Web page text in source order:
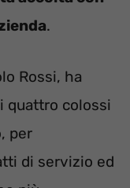
.
Rossi, ha
quattro colossi
per
di servizio ed